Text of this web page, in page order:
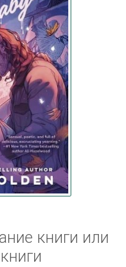
книги или